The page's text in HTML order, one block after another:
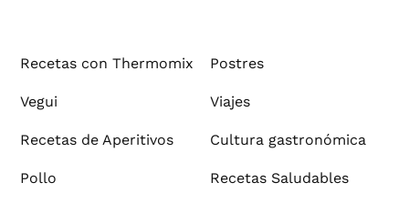
Recetas con Thermomix Postres
Vegui Viajes
Recetas de Aperitivos Cultura gastronómica
Pollo Recetas Saludables